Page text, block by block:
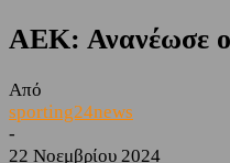
ΑΕΚ: Ανανέωσε ο
Από
sporting24news
-
22 Νοεμβρίου 2024